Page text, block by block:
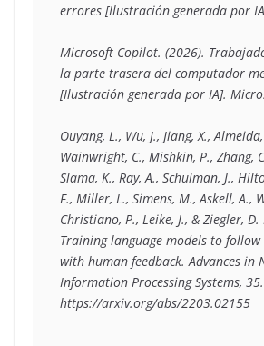
errores [Ilustración generada por
Microsoft Copilot. (2026).
la parte trasera del computador
[Ilustración generada por IA].
Ouyang, L., Wu, J., Jiang, X.,
Wainwright, C., Mishkin, P., Zhang,
Slama, K., Ray, A., Schulman, J.,
F., Miller, L., Simens, M., Askell, A.,
Christiano, P., Leike, J., & Ziegler,
Training language models to
with human feedback. Advances in
Information Processing Systems, 35.
https://arxiv.org/abs/2203.02155